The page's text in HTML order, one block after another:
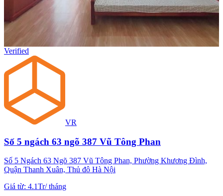
Verified
VR
Số 5 ngách 63 ngõ 387 Vũ Tông Phan
Số 5 Ngách 63 Ngõ 387 Vũ Tông Phan, Phường Khương Đình,
Quận Thanh Xuân, Thủ đô Hà Nội
Giá từ: 4.1Tr/tháng